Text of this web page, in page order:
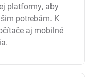
platformy, aby
potrebám. K
aj mobilné